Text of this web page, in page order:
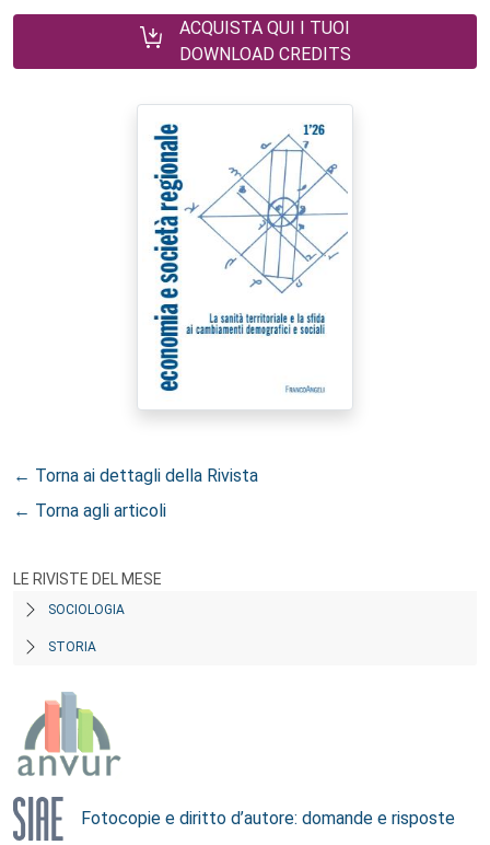
ACQUISTA QUI I TUOI
DOWNLOAD CREDITS
← Torna ai dettagli della Rivista
← Torna agli articoli
LE RIVISTE DEL MESE
SOCIOLOGIA
STORIA
Fotocopie e diritto d’autore: domande e risposte